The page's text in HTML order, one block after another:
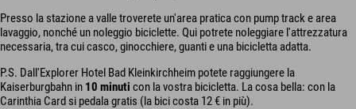
Presso la stazione a valle troverete un'area pratica con pump track e area
lavaggio, nonché un noleggio biciclette. Qui potrete noleggiare l'attrezzatura
necessaria, tra cui casco, ginocchiere, guanti e una bicicletta adatta.
P.S. Dall'Explorer Hotel Bad Kleinkirchheim potete raggiungere la
Kaiserburgbahn in 10 minuti con la vostra bicicletta. La cosa bella: con la
Carinthia Card si pedala gratis (la bici costa 12 € in più).